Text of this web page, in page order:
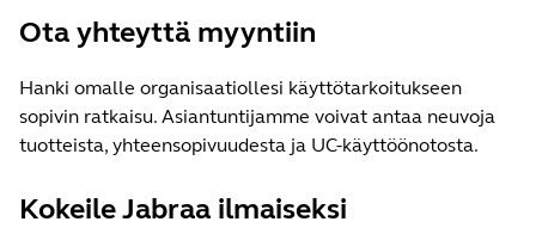
Ota yhteyttä myyntiin
Hanki omalle organisaatiollesi käyttötarkoitukseen
sopivin ratkaisu. Asiantuntijamme voivat antaa neuvoja
tuotteista, yhteensopivuudesta ja UC-käyttöönotosta.
Kokeile Jabraa ilmaiseksi